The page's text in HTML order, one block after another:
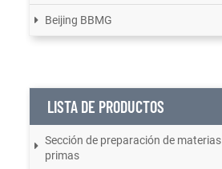
Beijing BBMG
LISTA DE PRODUCTOS
Sección de preparación de materias
primas